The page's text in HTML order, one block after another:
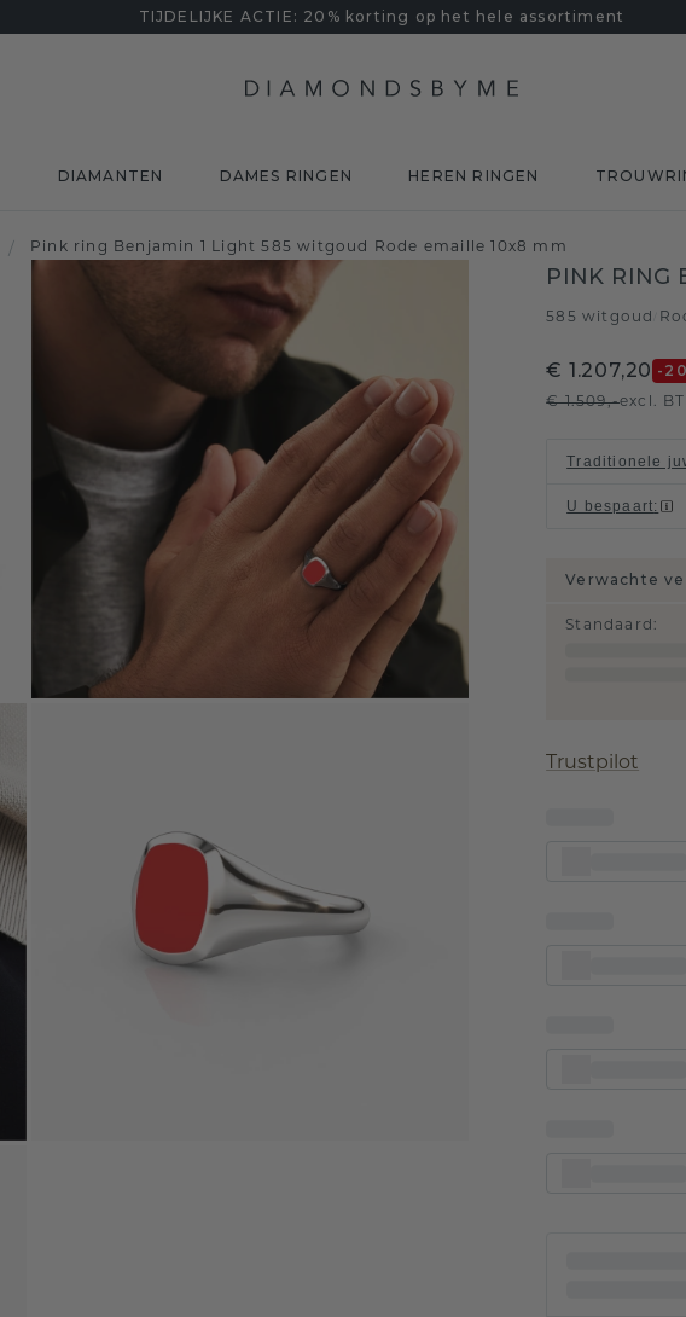
TIJDELIJKE ACTIE: 20% korting op het hele assortiment
DIAMANTEN DAMES RINGEN HEREN RINGEN
/ Pink ring Benjamin 1 Light 585 witgoud Rode emaille 10x8 mm
PINK RING
585 witgoud
€ 1.207,20 -20
€ 1.509,-excl.
Traditionele
U bespaart:
Verwachte
Standaard :
Trustpilot